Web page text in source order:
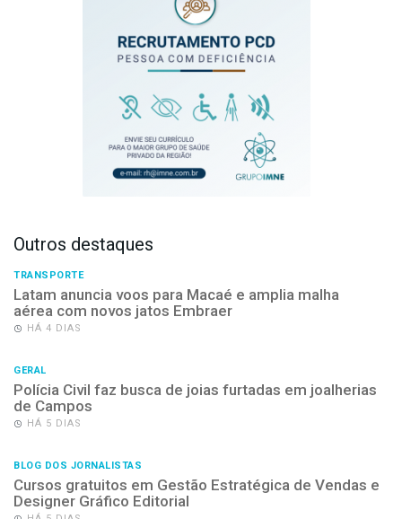
Outros destaques
TRANSPORTE
Latam anuncia voos para Macaé e amplia malha
aérea com novos jatos Embraer
HÁ 4 DIAS
GERAL
Polícia Civil faz busca de joias furtadas em joalherias
de Campos
HÁ 5 DIAS
BLOG DOS JORNALISTAS
Cursos gratuitos em Gestão Estratégica de Vendas e
Designer Gráfico Editorial